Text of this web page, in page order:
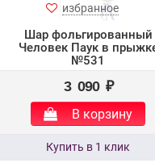
избранное
Шар фольгированный
Человек Паук в
№531
3 090 ₽
В корзину